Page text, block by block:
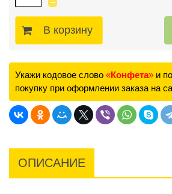
В корзину
Укажи кодовое слово «Конфета» и
покупку при оформлении заказа на
ОПИСАНИЕ